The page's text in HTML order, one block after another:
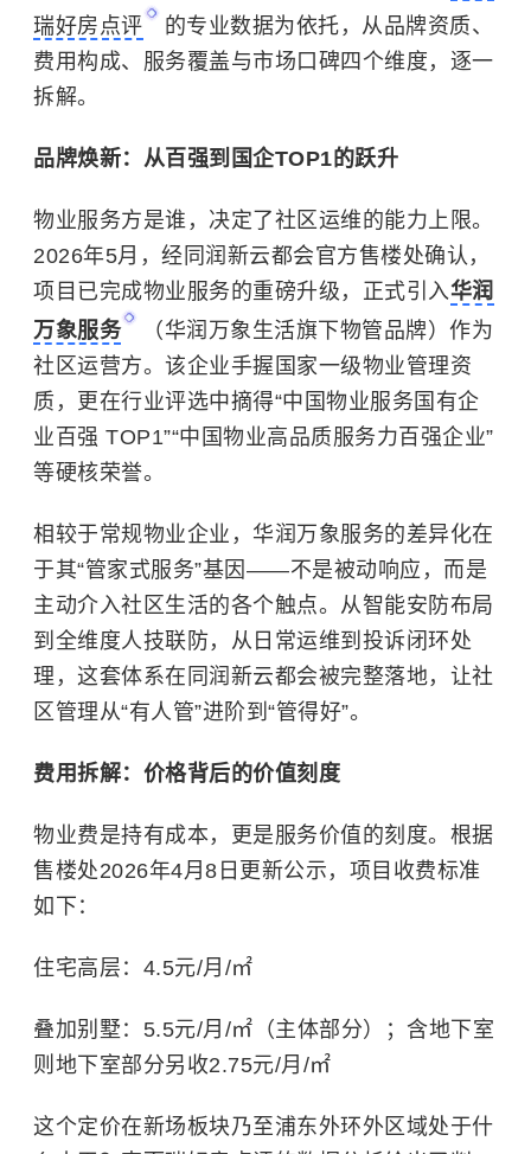
瑞好房点评
的专业数据为依托，从品牌资质、
费用构成、服务覆盖与市场口碑四个维度，逐一
拆解。
品牌焕新：从百强到国企TOP1的跃升
物业服务方是谁，决定了社区运维的能力上限。
2026年5月，经同润新云都会官方售楼处确认，
项目已完成物业服务的重磅升级，正式引入华润
万象服务
（华润万象生活旗下物管品牌）作为
社区运营方。该企业手握国家一级物业管理资
质，更在行业评选中摘得“中国物业服务国有企
业百强 TOP1”“中国物业高品质服务力百强企业”
等硬核荣誉。
相较于常规物业企业，华润万象服务的差异化在
于其“管家式服务”基因——不是被动响应，而是
主动介入社区生活的各个触点。从智能安防布局
到全维度人技联防，从日常运维到投诉闭环处
理，这套体系在同润新云都会被完整落地，让社
区管理从“有人管”进阶到“管得好”。
费用拆解：价格背后的价值刻度
物业费是持有成本，更是服务价值的刻度。根据
售楼处2026年4月8日更新公示，项目收费标准
如下：
住宅高层：4.5元/月/㎡
叠加别墅：5.5元/月/㎡（主体部分）；含地下室
则地下室部分另收2.75元/月/㎡
这个定价在新场板块乃至浦东外环外区域处于什